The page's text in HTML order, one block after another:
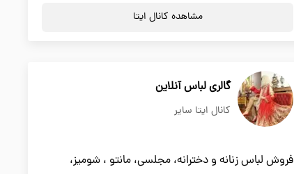
مشاهده کانال ایتا
گالری لباس آنلاین
کانال ایتا سایر
فروش لباس زنانه و دخترانه، مجلسی، مانتو ، شومیز،